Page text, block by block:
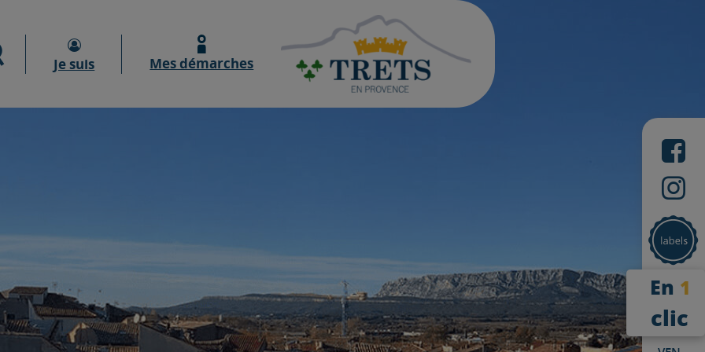
Moteur de recherche
Je suis Mes démarches
En 1
clic